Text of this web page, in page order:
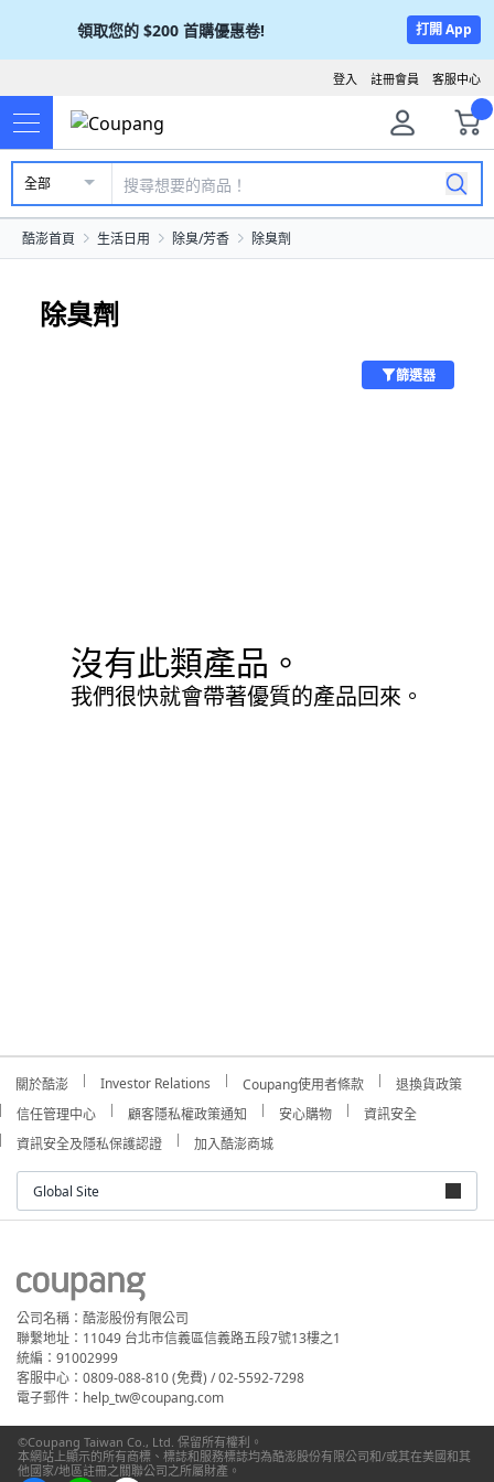
領取您的 $200 首購優惠卷! 打開 App
客服中心
註冊會員
登入
全部
酷澎首頁 生活日用 除臭/芳香 除臭劑
除臭劑
篩選器
沒有此類產品。
我們很快就會帶著優質的產品回來。
關於酷澎 Investor Relations Coupang使用者條款
退換貨政策
信任管理中心
顧客隱私權政策通知 安心購物
資訊安全
資訊安全及隱私保護認證
加入酷澎商城
Global Site
公司名稱：酷澎股份有限公司
聯繫地址：11049 台北市信義區信義路五段7號13樓之1
統編：91002999
客服中心：0809-088-810 (免費) / 02-5592-7298
電子郵件：help_tw@coupang.com
©Coupang Taiwan Co., Ltd. 保留所有權利。
本網站上顯示的所有商標、標誌和服務標誌均為酷澎股份有限公司和/或其在美國和其
他國家/地區註冊之關聯公司之所屬財產。